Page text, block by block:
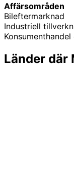
Affärsområden
Bileftermarknad
Industriell
Länder där